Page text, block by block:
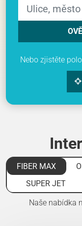
Nebo zjistěte
FIBER MAX
SUPER JET
Naše nabídka